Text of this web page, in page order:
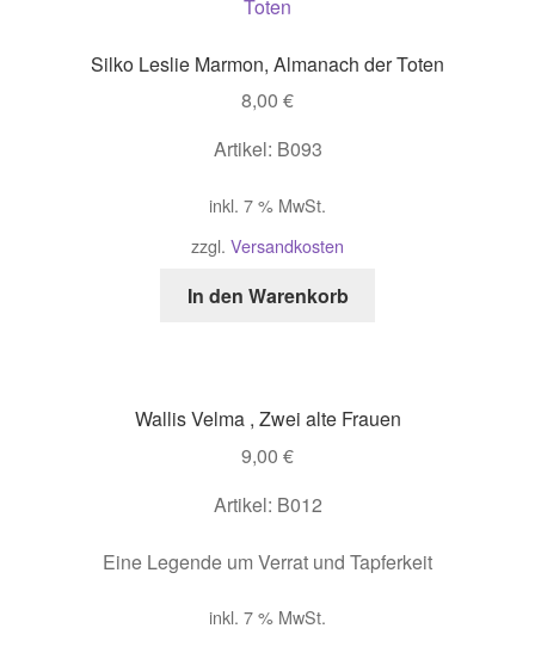
Silko Leslie Marmon, Almanach der Toten
8,00 €
Artikel: B093
inkl. 7 % MwSt.
zzgl. Versandkosten
In den Warenkorb
Wallis Velma , Zwei alte Frauen
9,00 €
Artikel: B012
Eine Legende um Verrat und Tapferkeit
inkl. 7 % MwSt.